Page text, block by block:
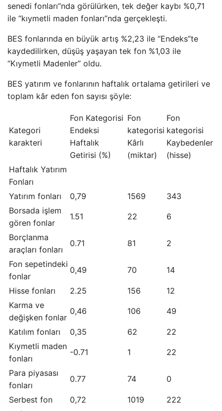
senedi fonları”nda görülürken, tek değer kaybı %0,71
ile “kıymetli maden fonları”nda gerçekleşti.
BES fonlarında en büyük artış %2,23 ile “Endeks”te
kaydedilirken, düşüş yaşayan tek fon %1,03 ile
“Kıymetli Madenler” oldu.
BES yatırım ve fonlarının haftalık ortalama getirileri ve
toplam kâr eden fon sayısı şöyle:
Kategori
karakteri
Fon Kategorisi
Endeksi
Haftalık
Getirisi (%)
Fon
kategorisi
Kârlı
(miktar)
Fon
kategorisi
Kaybedenler
(hisse)
Haftalık Yatırım
Fonları
Yatırım fonları
0,79 1569
343
Borsada işlem
gören fonlar
1.51 22 6
Borçlanma
araçları fonları
0.71 81 2
Fon sepetindeki
fonlar
0,49 70 14
Hisse fonları 2.25 156
12
Karma ve
değişken fonlar
0,46 106 49
Katılım fonları 0,35 62
22
Kıymetli maden
fonları
-0.71 1 22
Para piyasası
fonları
0.77 74 0
Serbest fon 0,72 1019
222